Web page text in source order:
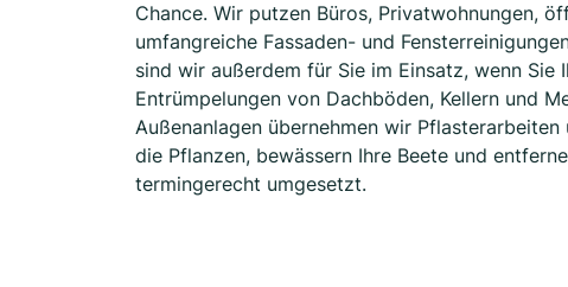
Chance. Wir putzen Büros, Privatwohnungen,
umfangreiche Fassaden- und
sind wir außerdem für Sie im Einsatz, wenn Sie
Entrümpelungen von Dachböden, Kellern und
Außenanlagen übernehmen wir
die Pflanzen, bewässern Ihre Beete und
termingerecht umgesetzt.